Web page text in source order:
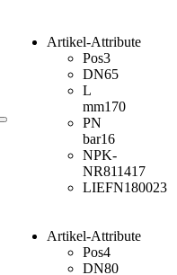
Artikel-Attribute
Pos3
DN65
L
mm170
PN
bar16
NPK-
NR811417
LIEFN180023
Artikel-Attribute
Pos4
DN80